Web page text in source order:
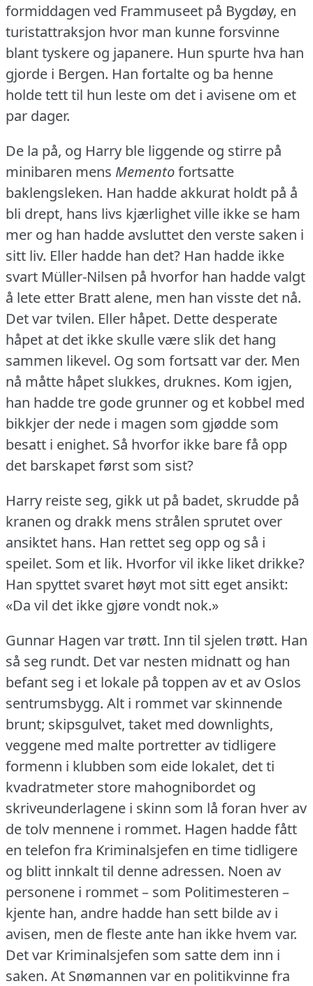
formiddagen ved Frammuseet på Bygdøy, en
turistattraksjon hvor man kunne forsvinne
blant tyskere og japanere. Hun spurte hva han
gjorde i Bergen. Han fortalte og ba henne
holde tett til hun leste om det i avisene om et
par dager.
De la på, og Harry ble liggende og stirre på
minibaren mens Mementofortsatte
baklengsleken. Han hadde akkurat holdt på å
bli drept, hans livs kjærlighet ville ikke se ham
mer og han hadde avsluttet den verste saken i
sitt liv. Eller hadde han det? Han hadde ikke
svart Müller-Nilsen på hvorfor han hadde valgt
å lete etter Bratt alene, men han visste det nå.
Det var tvilen. Eller håpet. Dette desperate
håpet at det ikke skulle være slik det hang
sammen likevel. Og som fortsatt var der. Men
nå måtte håpet slukkes, druknes. Kom igjen,
han hadde tre gode grunner og et kobbel med
bikkjer der nede i magen som gjødde som
besatt i enighet. Så hvorfor ikke bare få opp
det barskapet først som sist?
Harry reiste seg, gikk ut på badet, skrudde på
kranen og drakk mens strålen sprutet over
ansiktet hans. Han rettet seg opp og så i
speilet. Som et lik. Hvorfor vil ikke liket drikke?
Han spyttet svaret høyt mot sitt eget ansikt:
«Da vil det ikke gjøre vondt nok.»
Gunnar Hagen var trøtt. Inn til sjelen trøtt. Han
så seg rundt. Det var nesten midnatt og han
befant seg i et lokale på toppen av et av Oslos
sentrumsbygg. Alt i rommet var skinnende
brunt; skipsgulvet, taket med downlights,
veggene med malte portretter av tidligere
formenn i klubben som eide lokalet, det ti
kvadratmeter store mahognibordet og
skriveunderlagene i skinn som lå foran hver av
de tolv mennene i rommet. Hagen hadde fått
en telefon fra Kriminalsjefen en time tidligere
og blitt innkalt til denne adressen. Noen av
personene i rommet – som Politimesteren –
kjente han, andre hadde han sett bilde av i
avisen, men de fleste ante han ikke hvem var.
Det var Kriminalsjefen som satte dem inn i
saken. At Snømannen var en politikvinne fra